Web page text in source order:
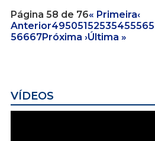
Página 58 de 76« Primeira‹
Anterior4950515253545556
56667Próxima ›Última »
VÍDEOS